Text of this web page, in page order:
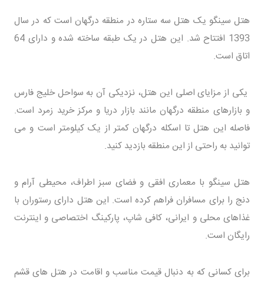
هتل سینگو یک هتل سه ستاره در منطقه درگهان است که در سال
1393 افتتاح شد. این هتل در یک طبقه ساخته شده و دارای 64
اتاق است.
یکی از مزایای اصلی این هتل، نزدیکی آن به سواحل خلیج فارس
و بازارهای منطقه درگهان مانند بازار دریا و مرکز خرید زمرد است.
فاصله این هتل تا اسکله درگهان کمتر از یک کیلومتر است و می
توانید به راحتی از این منطقه بازدید کنید.
هتل سینگو با معماری افقی و فضای سبز اطراف، محیطی آرام و
دنج را برای مسافران فراهم کرده است. این هتل دارای رستوران با
غذاهای محلی و ایرانی، کافی شاپ، پارکینگ اختصاصی و اینترنت
رایگان است.
برای کسانی که به دنبال قیمت مناسب و اقامت در هتل های قشم